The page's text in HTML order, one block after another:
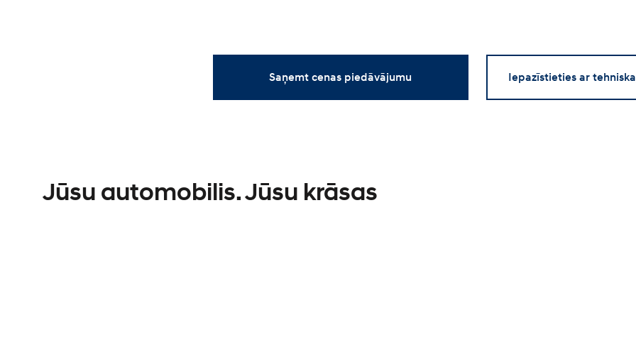
Saņemt cenas piedāvājumu Iepazīstieties ar
Jūsu automobilis. Jūsu krāsas